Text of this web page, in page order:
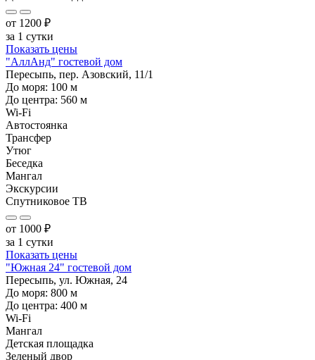
от 1200 ₽
за 1 сутки
Показать цены
"АллАнд" гостевой дом
Пересыпь, пер. Азовский, 11/1
До моря: 100 м
До центра: 560 м
Wi-Fi
Автостоянка
Трансфер
Утюг
Беседка
Мангал
Экскурсии
Спутниковое ТВ
от 1000 ₽
за 1 сутки
Показать цены
"Южная 24" гостевой дом
Пересыпь, ул. Южная, 24
До моря: 800 м
До центра: 400 м
Wi-Fi
Мангал
Детская площадка
Зеленый двор